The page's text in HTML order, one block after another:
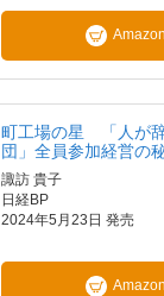
町工場の星 「人が
団」全員参加経営の
諏訪 貴子
日経BP
2024年5月23日 発売